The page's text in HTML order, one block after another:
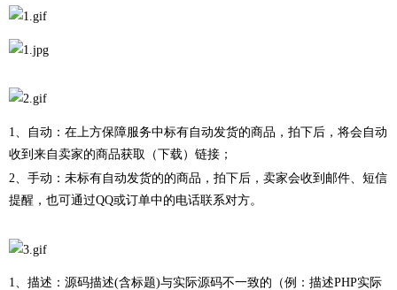
1、自动：在上方保障服务中标有自动发货的商品，拍下后，将会自动
收到来自卖家的商品获取（下载）链接；
2、手动：未标有自动发货的的商品，拍下后，卖家会收到邮件、短信
提醒，也可通过QQ或订单中的电话联系对方。
1、描述：源码描述(含标题)与实际源码不一致的（例：描述PHP实际